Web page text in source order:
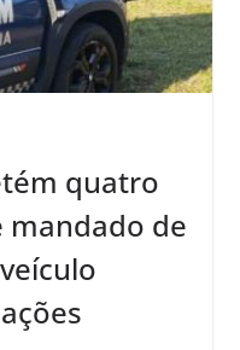
quatro
mandado de